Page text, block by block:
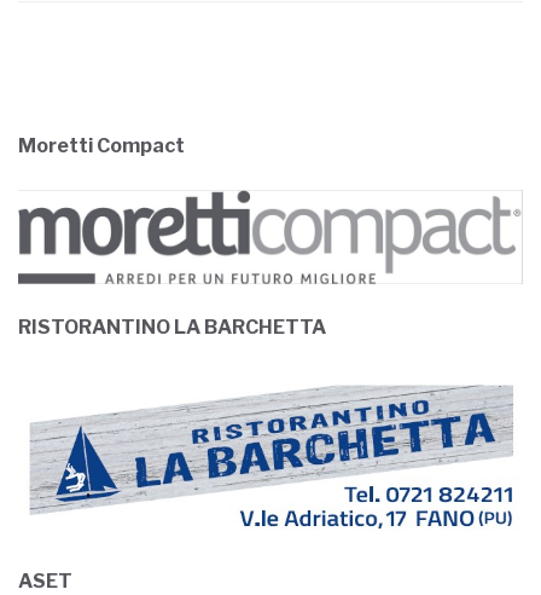
Moretti Compact
RISTORANTINO LA BARCHETTA
ASET